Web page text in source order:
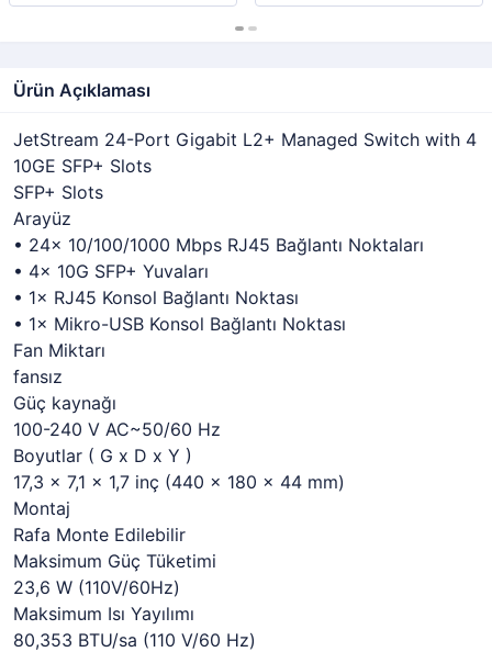
Ürün Açıklaması
JetStream 24-Port Gigabit L2+ Managed Switch with 4
10GE SFP+ Slots
SFP+ Slots
Arayüz
• 24× 10/100/1000 Mbps RJ45 Bağlantı Noktaları
• 4× 10G SFP+ Yuvaları
• 1× RJ45 Konsol Bağlantı Noktası
• 1× Mikro-USB Konsol Bağlantı Noktası
Fan Miktarı
fansız
Güç kaynağı
100-240 V AC~50/60 Hz
Boyutlar ( G x D x Y )
17,3 × 7,1 × 1,7 inç (440 × 180 × 44 mm)
Montaj
Rafa Monte Edilebilir
Maksimum Güç Tüketimi
23,6 W (110V/60Hz)
Maksimum Isı Yayılımı
80,353 BTU/sa (110 V/60 Hz)